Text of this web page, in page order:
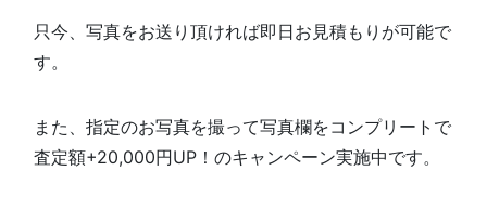
只今、写真をお送り頂ければ即日お見積もりが可能で
す。
また、指定のお写真を撮って写真欄をコンプリートで
査定額+20,000円UP！のキャンペーン実施中です。